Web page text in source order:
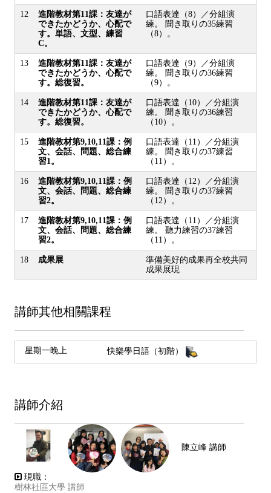
12
進階教材第11課：友達が
できたかどうか、心配で
す。単語、文型、練習
C。
口語表達（8）／分組演
練。 聞き取りの35練習
（8）。
13
進階教材第11課：友達が
できたかどうか、心配で
す。総復習。
口語表達（9）／分組演
練。 聞き取りの36練習
（9）。
14
進階教材第11課：友達が
できたかどうか、心配で
す。総復習。
口語表達（10）／分組演
練。 聞き取りの36練習
（10）。
15
進階教材第9,10,11課：例
文、会話、問題、総合練
習1。
口語表達（11）／分組演
練。 聞き取りの37練習
（11）。
16
進階教材第9,10,11課：例
文、会話、問題、総合練
習2。
口語表達（12）／分組演
練。 聞き取りの37練習
（12）。
17
進階教材第9,10,11課：例
文、会話、問題、総合練
習2。
口語表達（11）／分組演
練。 聽力練習の37練習
（11）。
18 成果展
準備美好的成果再全校共同
成果展現
講師其他相關課程
星期一晚上 快樂學日語（初階）
講師介紹
陳立峰 講師
現職：
樹林社區大學 講師